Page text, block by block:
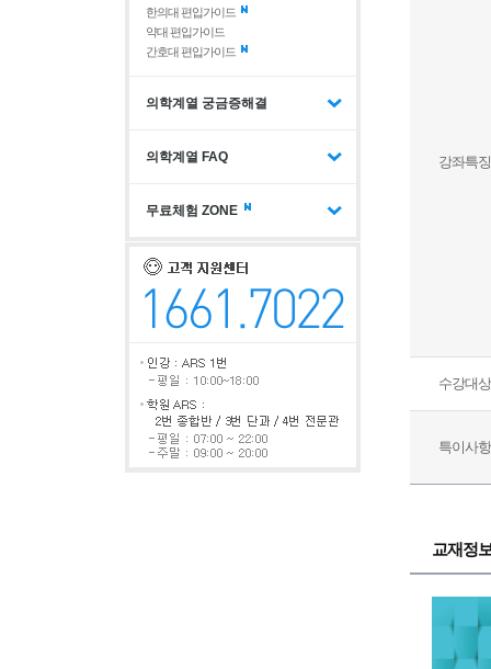
한의대 편입가이드
약대 편입가이드
간호대 편입가이드
의학계열 궁금증해결
의학계열 FAQ
무료체험 ZONE
강좌특징
수강대상
특이사항
교재정